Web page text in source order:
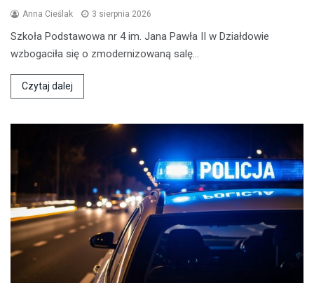
Anna Cieślak 3 sierpnia 2026
Szkoła Podstawowa nr 4 im. Jana Pawła II w Działdowie
wzbogaciła się o zmodernizowaną salę…
Czytaj dalej